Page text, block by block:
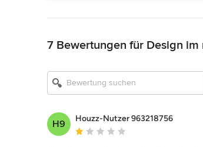
7 Bewertungen für Design im
H9
Houzz-Nutzer 963218756
Durchschnittliche Bewertung: 1 von